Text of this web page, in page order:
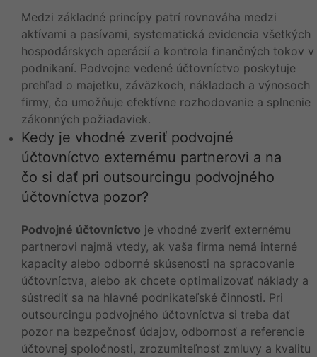
Medzi základné princípy patrí rovnováha medzi
aktívami a pasívami, systematická evidencia všetkých
hospodárskych operácií a kontrola finančných tokov v
podnikaní. Podvojne vedené účtovníctvo poskytuje
prehľad o majetku, záväzkoch, nákladoch a výnosoch
firmy, čo umožňuje efektívne rozhodovanie a splnenie
zákonných požiadaviek.
Kedy je vhodné zveriť podvojné
účtovníctvo externému partnerovi a na
čo si dať pri outsourcingu podvojného
účtovníctva pozor?
Podvojné účtovníctvo je vhodné zveriť externému
partnerovi najmä vtedy, ak vaša firma nemá interné
kapacity alebo odborné skúsenosti na spracovanie
účtovníctva, alebo ak chcete optimalizovať náklady a
sústrediť sa na hlavné podnikateľské činnosti. Pri
outsourcingu podvojného účtovníctva si treba dať
pozor na bezpečnosť údajov, odbornosť a referencie
účtovnej spoločnosti, zrozumiteľnosť zmluvy a kvalitu